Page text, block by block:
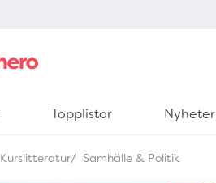
Topplistor Nyheter
Kurslitteratur Samhälle & Politik